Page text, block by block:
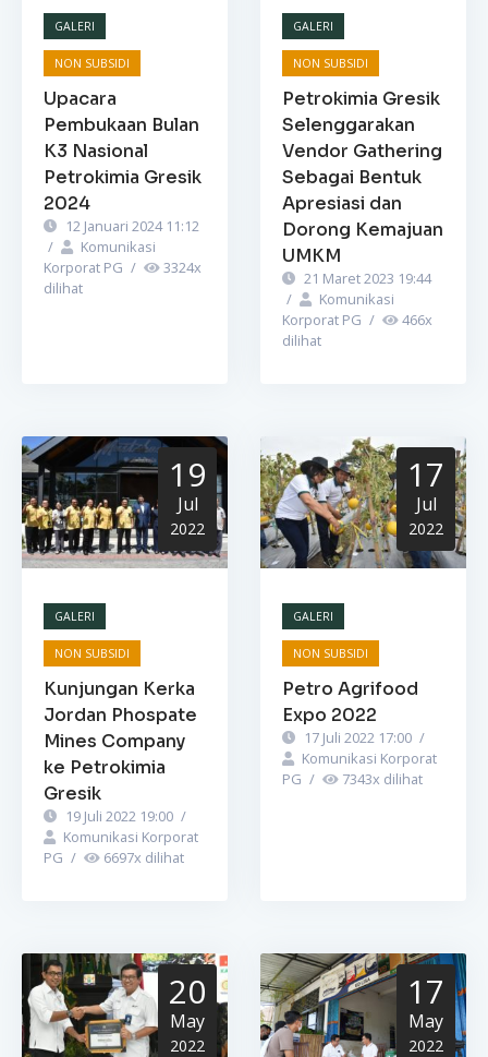
GALERI
NON SUBSIDI
Upacara
Pembukaan Bulan
K3 Nasional
Petrokimia Gresik
2024
12 Januari 2024 11:12
/
Komunikasi
Korporat PG / 3324x
dilihat
GALERI
NON SUBSIDI
Petrokimia Gresik
Selenggarakan
Vendor Gathering
Sebagai Bentuk
Apresiasi dan
Dorong Kemajuan
UMKM
21 Maret 2023 19:44
/
Komunikasi
Korporat PG / 466x
dilihat
19
Jul
2022
GALERI
NON SUBSIDI
Kunjungan Kerka
Jordan Phospate
Mines Company
ke Petrokimia
Gresik
19 Juli 2022 19:00 /
Komunikasi Korporat
PG / 6697x dilihat
17
Jul
2022
GALERI
NON SUBSIDI
Petro Agrifood
Expo 2022
17 Juli 2022 17:00 /
Komunikasi Korporat
PG / 7343x dilihat
20
May
2022
17
May
2022